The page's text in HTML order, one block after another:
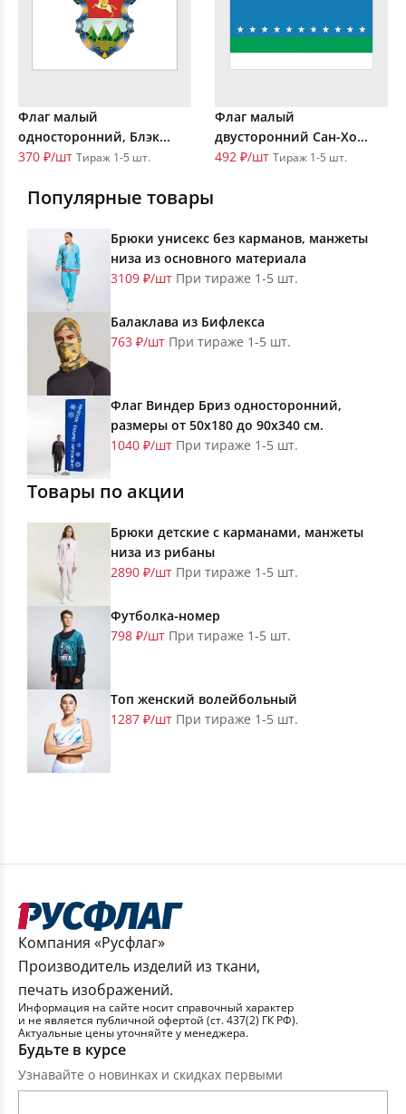
Флаг малый
односторонний, Блэк...
370 ₽/шт Тираж 1-5 шт.
Флаг малый
двусторонний Сан-Хо...
492 ₽/шт Тираж 1-5 шт.
Популярные товары
Брюки унисекс без карманов, манжеты
низа из основного материала
3109 ₽/шт При тираже 1-5 шт.
Балаклава из Бифлекса
763 ₽/шт При тираже 1-5 шт.
Флаг Виндер Бриз односторонний,
размеры от 50х180 до 90х340 см.
1040 ₽/шт При тираже 1-5 шт.
Товары по акции
Брюки детские с карманами, манжеты
низа из рибаны
2890 ₽/шт При тираже 1-5 шт.
Футболка-номер
798 ₽/шт При тираже 1-5 шт.
Топ женский волейбольный
1287 ₽/шт При тираже 1-5 шт.
Компания «Русфлаг»
Производитель изделий из ткани,
печать изображений.
Информация на сайте носит справочный характер
и не является публичной офертой (ст. 437(2) ГК РФ).
Актуальные цены уточняйте у менеджера.
Будьте в курсе
Узнавайте о новинках и скидках первыми